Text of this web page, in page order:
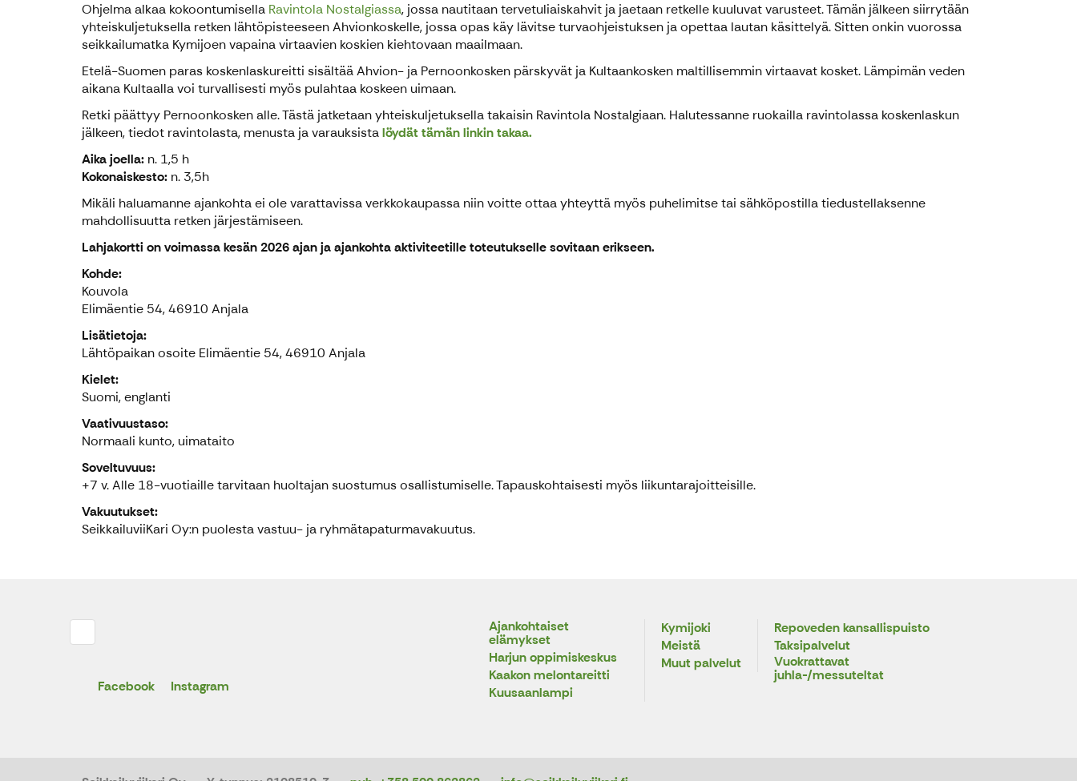
Ohjelma alkaa kokoontumisella Ravintola Nostalgiassa, jossa nautitaan tervetuliaiskahvit ja jaetaan retkelle kuuluvat varusteet. Tämän jälkeen siirrytään
yhteiskuljetuksella retken lähtöpisteeseen Ahvionkoskelle, jossa opas käy lävitse turvaohjeistuksen ja opettaa lautan käsittelyä. Sitten onkin vuorossa
seikkailumatka Kymijoen vapaina virtaavien koskien kiehtovaan maailmaan.
Etelä-Suomen paras koskenlaskureitti sisältää Ahvion- ja Pernoonkosken pärskyvät ja Kultaankosken maltillisemmin virtaavat kosket. Lämpimän veden
aikana Kultaalla voi turvallisesti myös pulahtaa koskeen uimaan.
Retki päättyy Pernoonkosken alle. Tästä jatketaan yhteiskuljetuksella takaisin Ravintola Nostalgiaan. Halutessanne ruokailla ravintolassa koskenlaskun
jälkeen, tiedot ravintolasta, menusta ja varauksistalöydät tämän linkin takaa.
Aika joella: n. 1,5 h
Kokonaiskesto: n. 3,5h
Mikäli haluamanne ajankohta ei ole varattavissa verkkokaupassa niin voitte ottaa yhteyttä myös puhelimitse tai sähköpostilla tiedustellaksenne
mahdollisuutta retken järjestämiseen.
Lahjakortti on voimassa kesän 2026 ajan ja ajankohta aktiviteetille toteutukselle sovitaan erikseen.
Kohde:
Kouvola
Elimäentie 54, 46910 Anjala
Lisätietoja:
Lähtöpaikan osoite Elimäentie 54, 46910 Anjala
Kielet:
Suomi, englanti
Vaativuustaso:
Normaali kunto, uimataito
Soveltuvuus:
+7 v. Alle 18-vuotiaille tarvitaan huoltajan suostumus osallistumiselle. Tapauskohtaisesti myös liikuntarajoitteisille.
Vakuutukset:
SeikkailuviiKari Oy:n puolesta vastuu- ja ryhmätapaturmavakuutus.
Facebook Instagram
Ajankohtaiset
elämykset
Harjun oppimiskeskus
Kaakon melontareitti
Kuusaanlampi
Kymijoki
Meistä
Muut palvelut
Repoveden kansallispuisto
Taksipalvelut
Vuokrattavat
juhla-/messuteltat